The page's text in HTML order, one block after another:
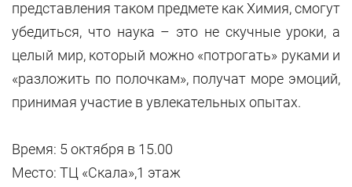
представления таком предмете как Химия, смогут
убедиться, что наука – это не скучные уроки, а
целый мир, который можно «потрогать» руками и
«разложить по полочкам», получат море эмоций,
принимая участие в увлекательных опытах.
Время: 5 октября в 15.00
Место: ТЦ «Скала»,1 этаж